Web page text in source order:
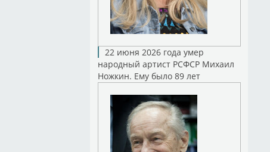
22 июня 2026 года умер
народный артист РСФСР Михаил
Ножкин. Ему было 89 лет